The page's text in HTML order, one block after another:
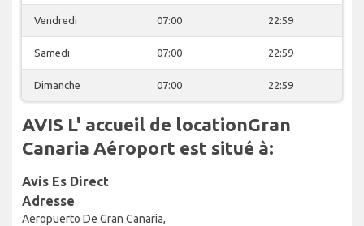
Vendredi 07:00 22:59
Samedi 07:00 22:59
Dimanche 07:00 22:59
AVIS L' accueil de locationGran
Canaria Aéroport est situé à:
Avis Es Direct
Adresse
Aeropuerto De Gran Canaria,